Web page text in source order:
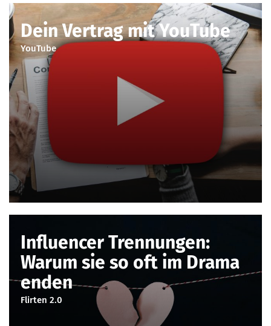
Dein Vertrag mit YouTube
YouTube
Influencer Trennungen:
Warum sie so oft im Drama
enden
Flirten 2.0